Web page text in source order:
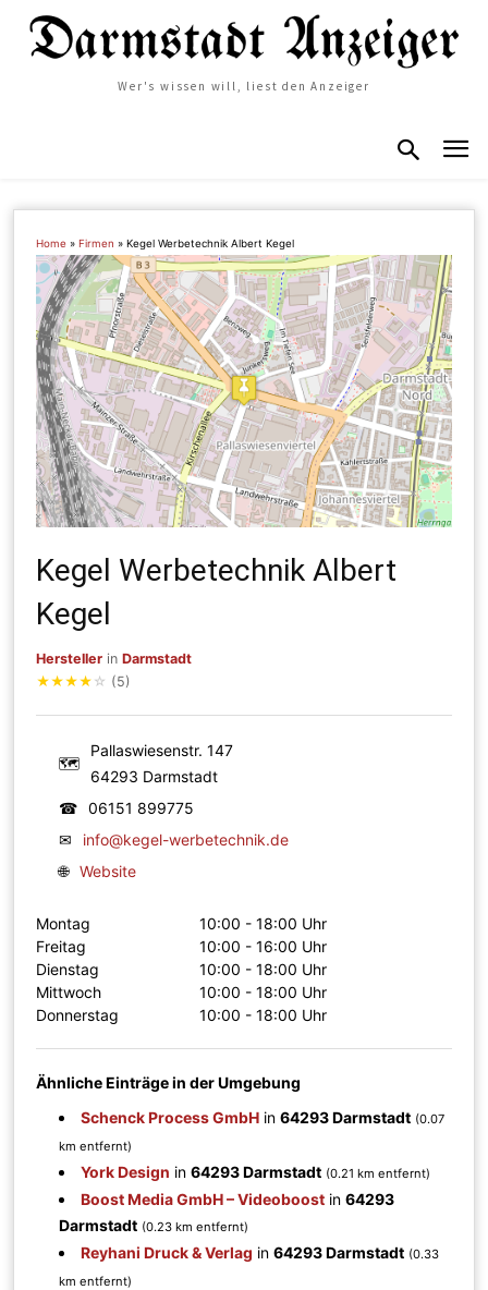
Wer's wissen will, liest den Anzeiger
Home »Firmen »Kegel Werbetechnik Albert Kegel
Kegel Werbetechnik Albert
Kegel
Hersteller inDarmstadt
★★★★ ☆ (5)
🗺
Pallaswiesenstr. 147
64293 Darmstadt
☎
06151 899775
✉
info@kegel-werbetechnik.de
🌐 Website
Montag
10:00 - 18:00 Uhr
Freitag
10:00 - 16:00 Uhr
Dienstag
10:00 - 18:00 Uhr
Mittwoch
10:00 - 18:00 Uhr
Donnerstag
10:00 - 18:00 Uhr
Ähnliche Einträge in der Umgebung
Schenck Process GmbH in64293 Darmstadt (0.07
km entfernt)
York Design in64293 Darmstadt (0.21 km entfernt)
Boost Media GmbH – Videoboost in64293
Darmstadt (0.23 km entfernt)
Reyhani Druck & Verlag in64293 Darmstadt (0.33
km entfernt)